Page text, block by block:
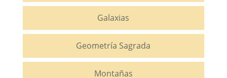
Galaxias
Geometría Sagrada
Montañas